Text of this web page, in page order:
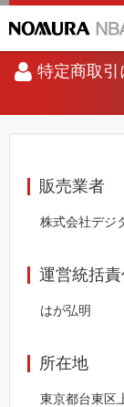
特定商取
販売業者
株式会社デジ
運営統括
はが弘明
所在地
東京都台東区